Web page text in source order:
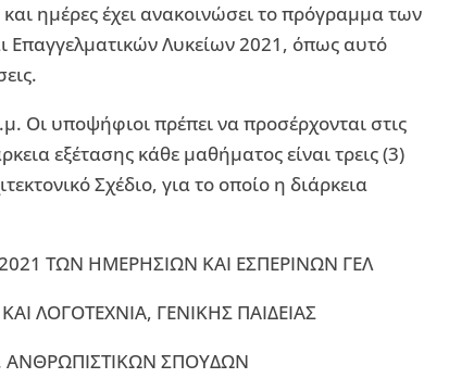
ημέρες έχει ανακοινώσει το πρόγραμμα των
Επαγγελματικών Λυκείων 2021, όπως αυτό
Οι υποψήφιοι πρέπει να προσέρχονται στις
εξέτασης κάθε μαθήματος είναι τρεις (3)
Σχέδιο, για το οποίο η διάρκεια
ΤΩΝ ΗΜΕΡΗΣΙΩΝ ΚΑΙ ΕΣΠΕΡΙΝΩΝ ΓΕΛ
ΛΟΓΟΤΕΧΝΙΑ, ΓΕΝΙΚΗΣ ΠΑΙΔΕΙΑΣ
ΑΝΘΡΩΠΙΣΤΙΚΩΝ ΣΠΟΥΔΩΝ